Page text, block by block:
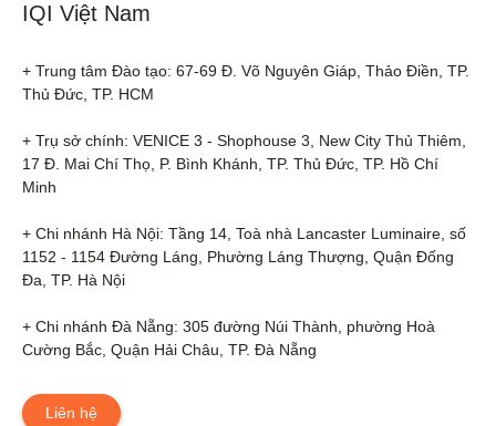
IQI Việt Nam
+ Trung tâm Đào tạo: 67-69 Đ. Võ Nguyên Giáp, Thảo Điền, TP.
Thủ Đức, TP. HCM
+ Trụ sở chính: VENICE 3 - Shophouse 3, New City Thủ Thiêm,
17 Đ. Mai Chí Thọ, P. Bình Khánh, TP. Thủ Đức, TP. Hồ Chí
Minh
+ Chi nhánh Hà Nội: Tầng 14, Toà nhà Lancaster Luminaire, số
1152 - 1154 Đường Láng, Phường Láng Thượng, Quận Đống
Đa, TP. Hà Nội
+ Chi nhánh Đà Nẵng: 305 đường Núi Thành, phường Hoà
Cường Bắc, Quận Hải Châu, TP. Đà Nẵng
Liên hệ